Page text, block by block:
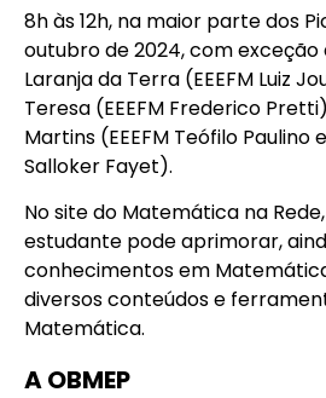
8h às 12h, na maior parte dos
outubro de 2024, com exceção
Laranja da Terra (EEEFM Luiz
Teresa (EEEFM Frederico
Martins (EEEFM Teófilo Paulino
Salloker Fayet).
No site do Matemática na
estudante pode aprimorar,
conhecimentos em
diversos conteúdos e
Matemática.
A OBMEP